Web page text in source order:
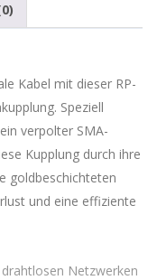
Kabel mit dieser RP-
Speziell
verpolter SMA-
Kupplung durch ihre
goldbeschichteten
und eine effiziente
Netzwerken